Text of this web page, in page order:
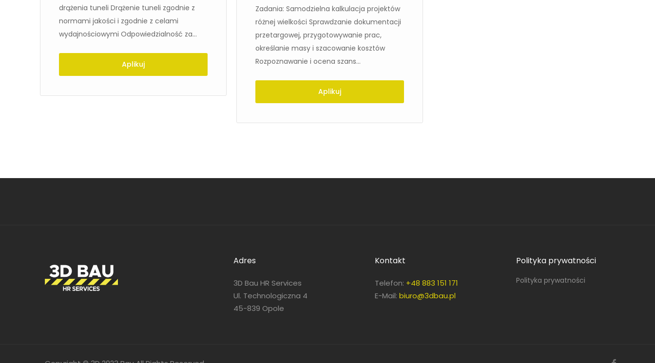
drążenia tuneli Drążenie tuneli zgodnie z
normami jakości i zgodnie z celami
wydajnościowymi Odpowiedzialność za...
Aplikuj
Zadania: Samodzielna kalkulacja projektów
różnej wielkości Sprawdzanie dokumentacji
przetargowej, przygotowywanie prac,
określanie masy i szacowanie kosztów
Rozpoznawanie i ocena szans...
Aplikuj
Adres
3D Bau HR Services
Ul. Technologiczna 4
45-839 Opole
Kontakt
Telefon: +48 883 151 171
E-Mail: biuro@3dbau.pl
Polityka prywatności
Polityka prywatności